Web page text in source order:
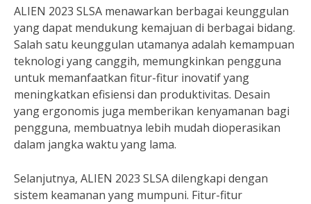
ALIEN 2023 SLSA menawarkan berbagai keunggulan
yang dapat mendukung kemajuan di berbagai bidang.
Salah satu keunggulan utamanya adalah kemampuan
teknologi yang canggih, memungkinkan pengguna
untuk memanfaatkan fitur-fitur inovatif yang
meningkatkan efisiensi dan produktivitas. Desain
yang ergonomis juga memberikan kenyamanan bagi
pengguna, membuatnya lebih mudah dioperasikan
dalam jangka waktu yang lama.
Selanjutnya, ALIEN 2023 SLSA dilengkapi dengan
sistem keamanan yang mumpuni. Fitur-fitur